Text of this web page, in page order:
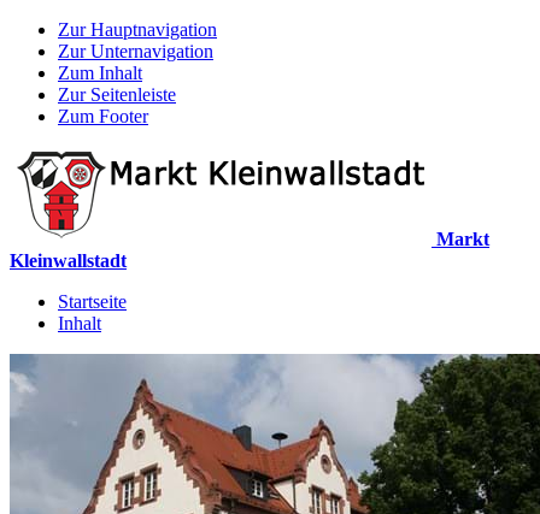
Zur Hauptnavigation
Zur Unternavigation
Zum Inhalt
Zur Seitenleiste
Zum Footer
Markt
Kleinwallstadt
Startseite
Inhalt